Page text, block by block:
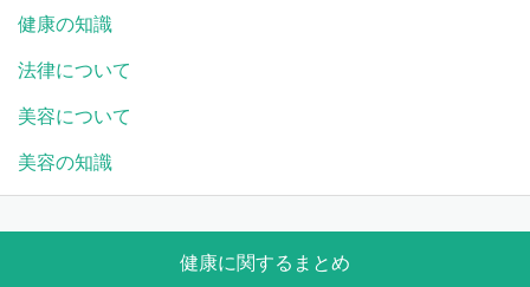
健康の知識
法律について
美容について
美容の知識
健康に関するまとめ